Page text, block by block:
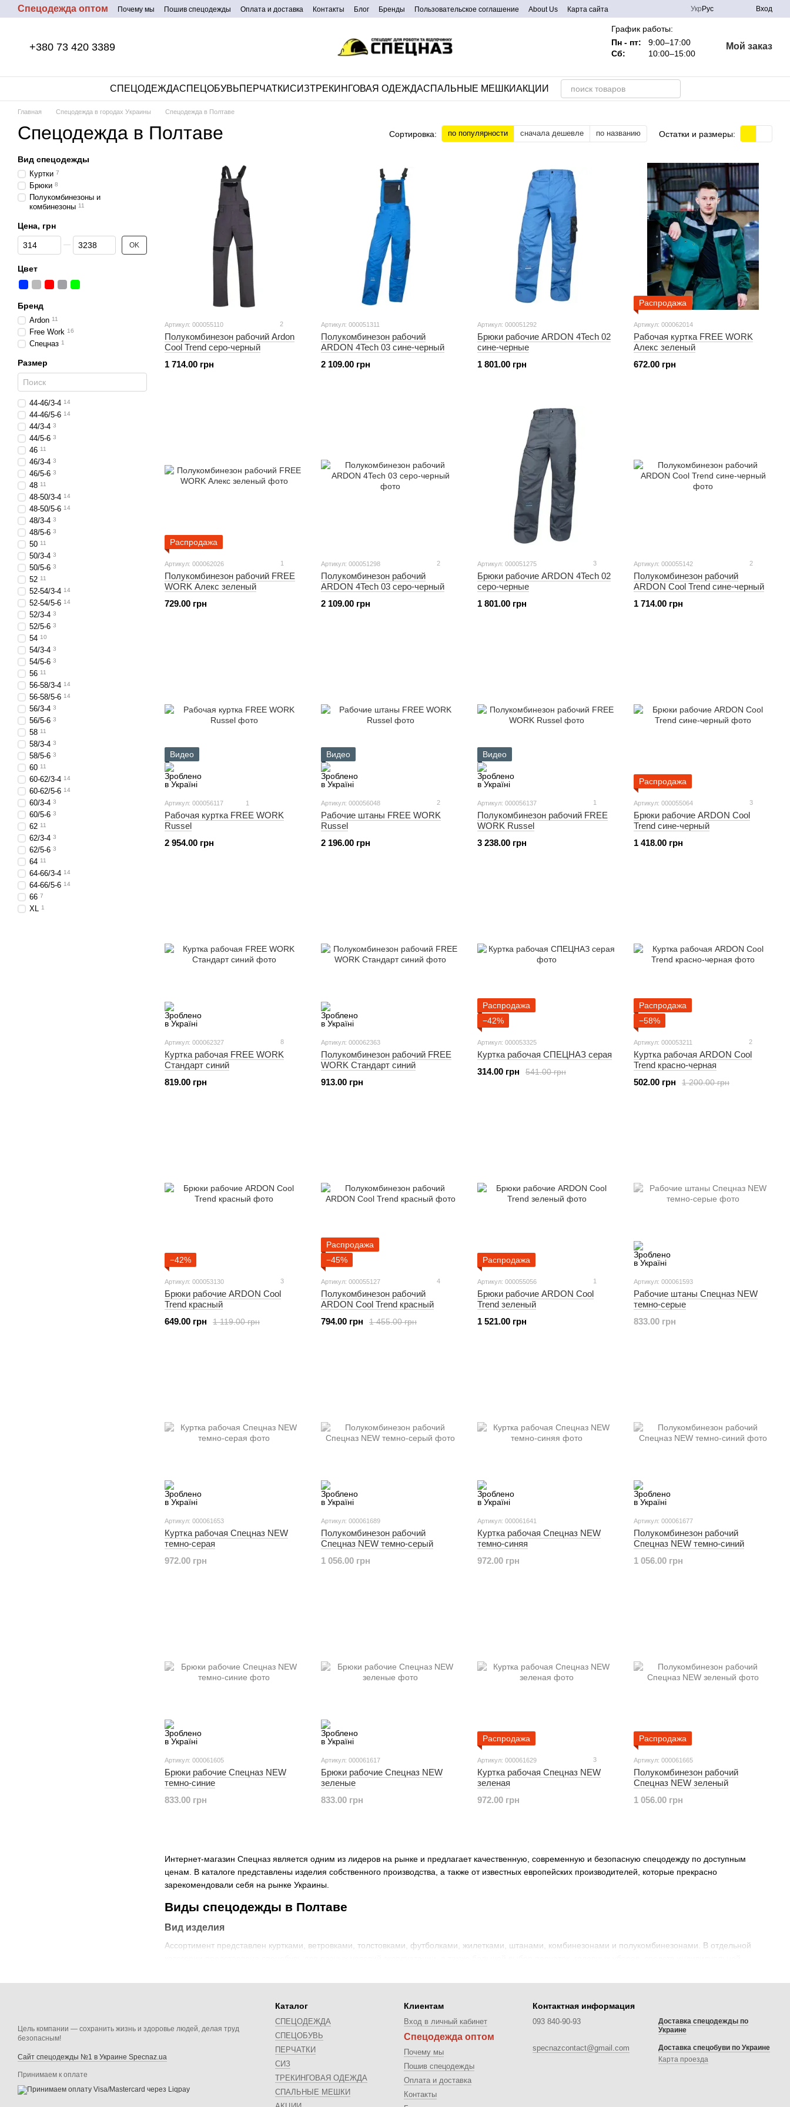
Перейти к основному контенту
Спецодежда оптом Почему мы Пошив спецодежды Оплата и доставка Контакты Блог Бренды Пользовательское соглашение About Us Карта сайта Укр Рус Вход
+380 73 420 3389
График работы:
Пн - пт:
9:00–17:00
Сб:
10:00–15:00
Мой заказ
СПЕЦОДЕЖДАСПЕЦОБУВЬПЕРЧАТКИСИЗТРЕКИНГОВАЯ ОДЕЖДАCПАЛЬНЫЕ МЕШКИАКЦИИ
Главная Спецодежда в городах Украины Спецодежда в Полтаве
Спецодежда в Полтаве Сортировка: по популярности сначала дешевле по названию Остатки и размеры:
Интернет-магазин Спецназ является одним из лидеров на рынке и предлагает качественную, современную и безопасную спецодежду по доступным
ценам. В каталоге представлены изделия собственного производства, а также от известных европейских производителей, которые прекрасно
зарекомендовали себя на рынке Украины.
Виды спецодежды в Полтаве
Вид изделия
Ассортимент представлен куртками, ветровками, толстовками, футболками, жилетками, штанами, комбинезонами и полукомбинезонами. В отдельной
Представлено несколько категорий изделий, включая влагостойкие, огнестойкие, химзащиту и прочее. Для каждого типа используются свои
инновационные технологии и особые пропитки, которые делают рабочую одежду максимально эффективной и безопасной для сотрудника, при этом не
сковывают его движения. Каждый из типов продукции можно заказать в Полтаве оптом и в розницу.
Сезон применения
Компания не только является эксклюзивным представителем ряда брендов в Украине, но и выполняет пошив собственной продукции. Купить можно
отдельные изделия и готовые комплекты для лета, демисезонного применения, а также зимнего сезона. Все линейки доставляются в Полтаву в короткие
сроки. Условия пошива и другие особенности оговариваются заранее.
Артикул: 000055110 2
Полукомбинезон рабочий Ardon
Cool Trend серо-черный
1 714.00 грн
Артикул: 000051311
Полукомбинезон рабочий
ARDON 4Tech 03 сине-черный
2 109.00 грн
Артикул: 000051292
Брюки рабочие ARDON 4Tech 02
сине-черные
1 801.00 грн
Распродажа
Артикул: 000062014
Рабочая куртка FREE WORK
Алекс зеленый
672.00 грн
Распродажа
Артикул: 000062026 1
Полукомбинезон рабочий FREE
WORK Алекс зеленый
729.00 грн
Артикул: 000051298 2
Полукомбинезон рабочий
ARDON 4Tech 03 серо-черный
2 109.00 грн
Артикул: 000051275 3
Брюки рабочие ARDON 4Tech 02
серо-черные
1 801.00 грн
Артикул: 000055142 2
Полукомбинезон рабочий
ARDON Cool Trend сине-черный
1 714.00 грн
Видео
Артикул: 000056117 1
Рабочая куртка FREE WORK
Russel
2 954.00 грн
Видео
Артикул: 000056048 2
Рабочие штаны FREE WORK
Russel
2 196.00 грн
Видео
Артикул: 000056137 1
Полукомбинезон рабочий FREE
WORK Russel
3 238.00 грн
Распродажа
Артикул: 000055064 3
Брюки рабочие ARDON Cool
Trend сине-черный
1 418.00 грн
Артикул: 000062327 8
Куртка рабочая FREE WORK
Стандарт синий
819.00 грн
Артикул: 000062363
Полукомбинезон рабочий FREE
WORK Стандарт синий
913.00 грн
Распродажа
−42%
Артикул: 000053325
Куртка рабочая СПЕЦНАЗ серая
541.00 грн
314.00 грн
Распродажа
−58%
Артикул: 000053211 2
Куртка рабочая ARDON Cool
Trend красно-черная
1 200.00 грн
502.00 грн
−42%
Артикул: 000053130 3
Брюки рабочие ARDON Cool
Trend красный
1 119.00 грн
649.00 грн
Распродажа
−45%
Артикул: 000055127 4
Полукомбинезон рабочий
ARDON Cool Trend красный
1 455.00 грн
794.00 грн
Распродажа
Артикул: 000055056 1
Брюки рабочие ARDON Cool
Trend зеленый
1 521.00 грн
Артикул: 000061593
Рабочие штаны Спецназ NEW
темно-серые
833.00 грн
Артикул: 000061653
Куртка рабочая Спецназ NEW
темно-серая
972.00 грн
Артикул: 000061689
Полукомбинезон рабочий
Спецназ NEW темно-серый
1 056.00 грн
Артикул: 000061641
Куртка рабочая Спецназ NEW
темно-синяя
972.00 грн
Артикул: 000061677
Полукомбинезон рабочий
Спецназ NEW темно-синий
1 056.00 грн
Артикул: 000061605
Брюки рабочие Спецназ NEW
темно-синие
833.00 грн
Артикул: 000061617
Брюки рабочие Спецназ NEW
зеленые
833.00 грн
Распродажа
Артикул: 000061629 3
Куртка рабочая Спецназ NEW
зеленая
972.00 грн
Распродажа
Артикул: 000061665
Полукомбинезон рабочий
Спецназ NEW зеленый
1 056.00 грн
Вид спецодежды
Куртки 7
Брюки 8
Полукомбинезоны и
комбинезоны 11
Цена, грн
От Цена, грн
До Цена, грн OK
Цвет
Бренд
Ardon 11
Free Work 16
Спецназ 1
Размер
44-46/3-4 14
44-46/5-6 14
44/3-4 3
44/5-6 3
46 11
46/3-4 3
46/5-6 3
48 11
48-50/3-4 14
48-50/5-6 14
48/3-4 3
48/5-6 3
50 11
50/3-4 3
50/5-6 3
52 11
52-54/3-4 14
52-54/5-6 14
52/3-4 3
52/5-6 3
54 10
54/3-4 3
54/5-6 3
56 11
56-58/3-4 14
56-58/5-6 14
56/3-4 3
56/5-6 3
58 11
58/3-4 3
58/5-6 3
60 11
60-62/3-4 14
60-62/5-6 14
60/3-4 3
60/5-6 3
62 11
62/3-4 3
62/5-6 3
64 11
64-66/3-4 14
64-66/5-6 14
66 7
XL 1
Цель компании — сохранить жизнь и здоровье людей, делая труд
безопасным!
Сайт спецодежды №1 в Украине Specnaz.ua
Принимаем к оплате
Каталог
СПЕЦОДЕЖДА
СПЕЦОБУВЬ
ПЕРЧАТКИ
СИЗ
ТРЕКИНГОВАЯ ОДЕЖДА
CПАЛЬНЫЕ МЕШКИ
Клиентам
Вход в личный кабинет
Спецодежда оптом
Почему мы
Пошив спецодежды
Оплата и доставка
Контакты
Контактная информация
093 840-90-93
specnazcontact@gmail.com
Доставка спецодежды по
Украине
Доставка спецобуви по Украине
Карта проезда